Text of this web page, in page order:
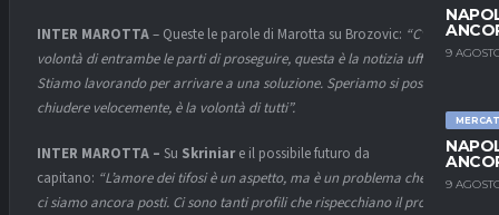
9
9
INTER MAROTTA– Queste le parole di Marotta su Brozovic: “C’è la
volontà di entrambe le parti di proseguire, questa è la notizia ufficiale.
Stiamo lavorando per arrivare a una soluzione. Speriamo si possa
chiudere velocemente, è la volontà di tutti”.
INTER MAROTTA – Su Skriniare il possibile futuro da
capitano: “L’amore dei tifosi è un aspetto, ma è un problema che non
ci siamo ancora posti. Ci sono tanti profili che rispecchiano il profilo di